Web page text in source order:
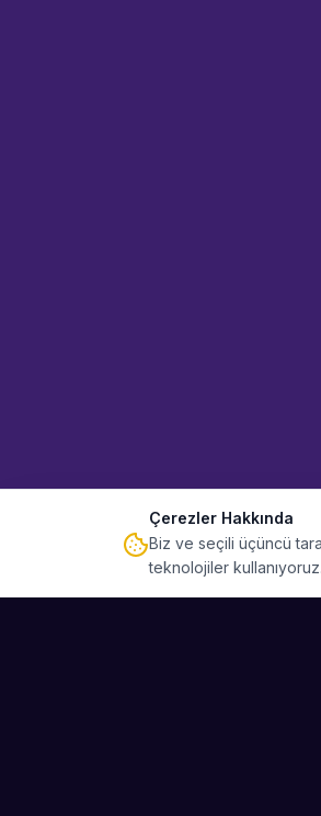
Çerezler Hakkında
Biz ve seçili üçüncü
teknolojiler kullanıyoruz.